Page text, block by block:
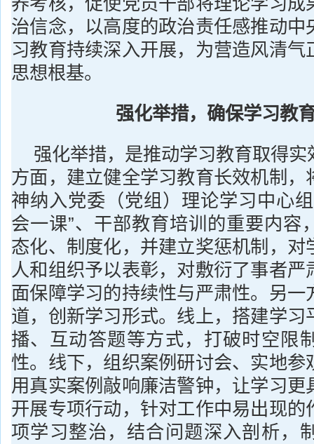
治信念，以高度的政治责任感推动中
习教育持续深入开展，为营造风清气
思想根基。
强化举措，确保学习教
强化举措，是推动学习教育取得
方面，建立健全学习教育长效机制，
神纳入党委（党组）理论学习中心
会一课”、干部教育培训的重要内容
态化、制度化，并建立奖惩机制，对
人和组织予以表彰，对敷衍了事者严
面保障学习的持续性与严肃性。另一
道，创新学习形式。线上，搭建学习
播、互动答题等方式，打破时空限
性。线下，组织案例研讨会、实地参
用真实案例敲响廉洁警钟，让学习更
开展专项行动，针对工作中易出现的
项学习整治，结合问题深入剖析，